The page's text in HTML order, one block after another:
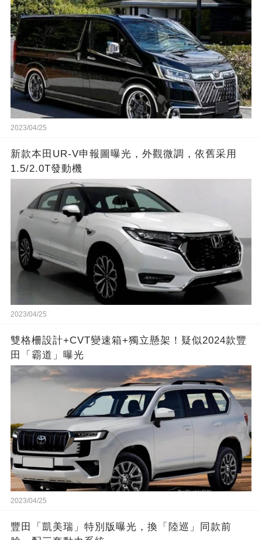
2023/04/25
新款本田UR-V申報圖曝光，外觀微調，依舊采用
1.5/2.0T發動機
2023/04/25
雙格柵設計+CVT變速箱+獨立懸架！疑似2024款豐
田「霸道」曝光
2023/04/25
豐田「凱美瑞」特別版曝光，換「陸巡」同款前